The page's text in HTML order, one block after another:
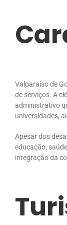
Valparaíso de
de serviços. A
administrativo
universidades,
Apesar dos
educação,
integração da